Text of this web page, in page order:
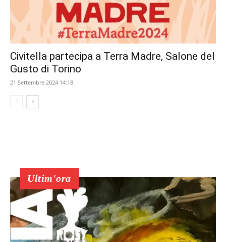
Civitella partecipa a Terra Madre, Salone del
Gusto di Torino
21 Settembre 2024 14:18
Ultim'ora